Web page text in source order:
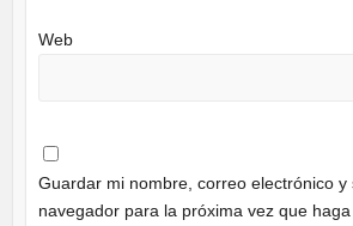
Web
Guardar mi nombre, correo electrónico y
navegador para la próxima vez que